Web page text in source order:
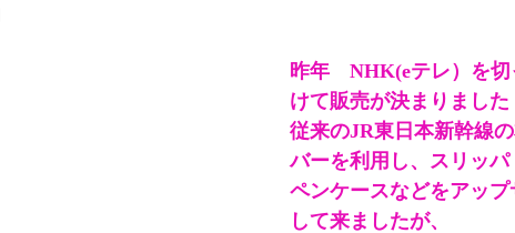
昨年　NHK(eテレ）を
けて販売が決まりました
従来のJR東日本新幹線
バーを利用し、スリッパ
ペンケースなどをアッ
して来ましたが、